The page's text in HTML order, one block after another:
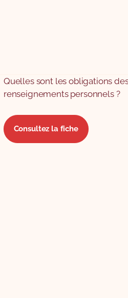
Quelles sont les obligations
renseignements personnels ?
Consultez la fiche